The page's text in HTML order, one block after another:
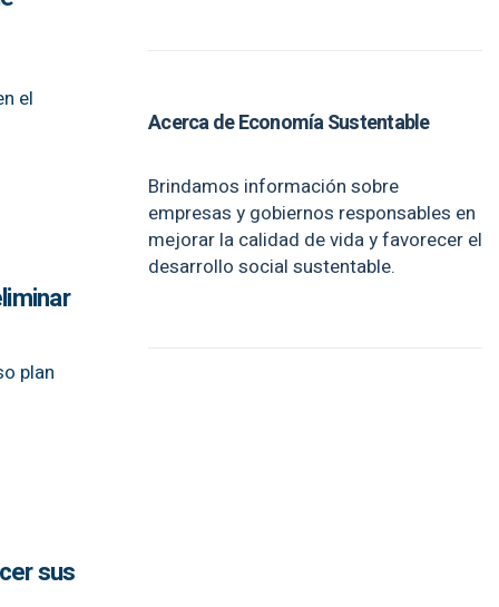
el
plan
sus
Acerca de Economía Sustentable
Brindamos información sobre
empresas y gobiernos responsables en
mejorar la calidad de vida y favorecer el
desarrollo social sustentable.